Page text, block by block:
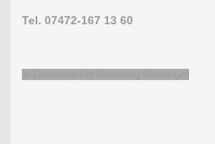
Tel. 07472-167 13 60